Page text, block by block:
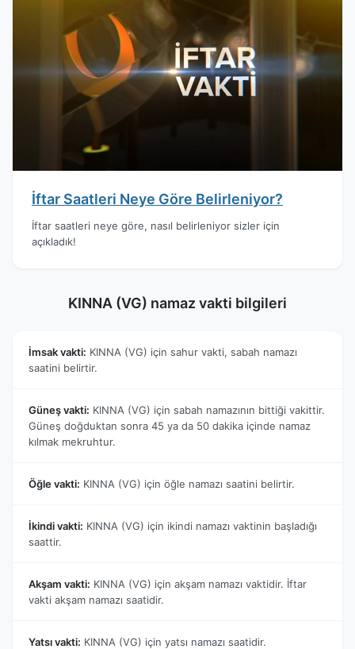
İftar Saatleri Neye Göre Belirleniyor?
İftar saatleri neye göre, nasıl belirleniyor sizler için
açıkladık!
KINNA (VG) namaz vakti bilgileri
İmsak vakti: KINNA (VG) için sahur vakti, sabah namazı
saatini belirtir.
Güneş vakti: KINNA (VG) için sabah namazının bittiği vakittir.
Güneş doğduktan sonra 45 ya da 50 dakika içinde namaz
kılmak mekruhtur.
Öğle vakti: KINNA (VG) için öğle namazı saatini belirtir.
İkindi vakti: KINNA (VG) için ikindi namazı vaktinin başladığı
saattir.
Akşam vakti: KINNA (VG) için akşam namazı vaktidir. İftar
vakti akşam namazı saatidir.
Yatsı vakti: KINNA (VG) için yatsı namazı saatidir.